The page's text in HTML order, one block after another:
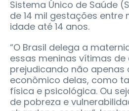
Sistema Único de Saúde
de 14 mil gestações entre
idade até 14 anos.
“O Brasil delega a
essas meninas vítimas de
prejudicando não apenas
econômico delas, como
física e psicológica. Ou
de pobreza e